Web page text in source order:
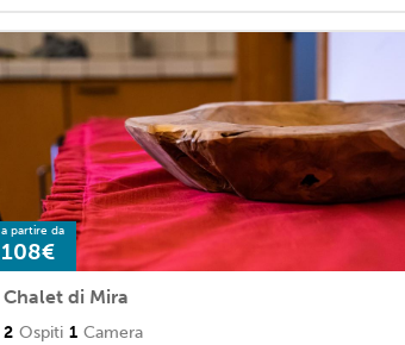
a partire da
108€
Chalet di Mira
2 Ospiti 1 Camera